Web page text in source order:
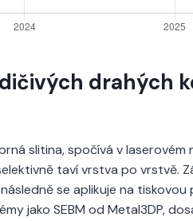
drahých
slitina, spočívá v
taví vrstva po vrstvě.
se aplikuje na
jako SEBM od Metal3DP,